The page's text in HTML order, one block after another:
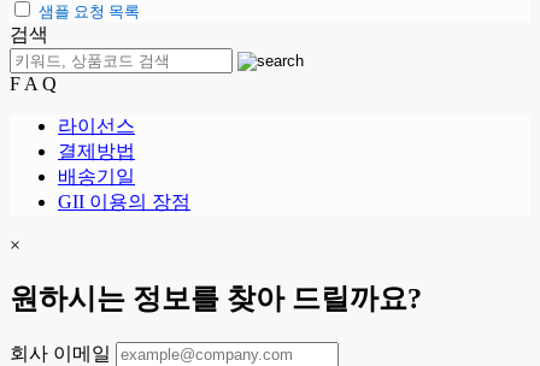
샘플 요청 목록
검색
F A Q
라이선스
결제방법
배송기일
GII 이용의 장점
×
원하시는 정보를 찾아 드릴까요?
회사 이메일